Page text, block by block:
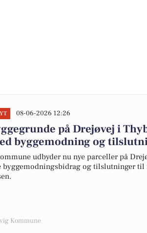
08-06-2026 12:26
på Drejøvej i
byggemodning og
udbyder nu nye parceller på
byggemodningsbidrag og tilslutninger
Kommune